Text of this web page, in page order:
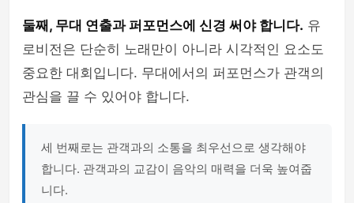
둘째, 무대 연출과 퍼포먼스에 신경 써야 합니다. 유
로비전은 단순히 노래만이 아니라 시각적인 요소도
중요한 대회입니다. 무대에서의 퍼포먼스가 관객의
관심을 끌 수 있어야 합니다.
세 번째로는 관객과의 소통을 최우선으로 생각해야
합니다. 관객과의 교감이 음악의 매력을 더욱 높여줍
니다.